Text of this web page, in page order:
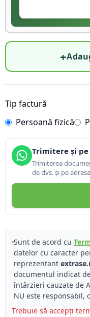
+
Tip factură
Persoană fizică
Trimitere și
Trimiterea
de dvs. și pe
Sunt de acord cu
datelor cu caracter
reprezentant
documentul indicat
întârzieri cauzate de
NU este responsabil,
Trebuie să accepți